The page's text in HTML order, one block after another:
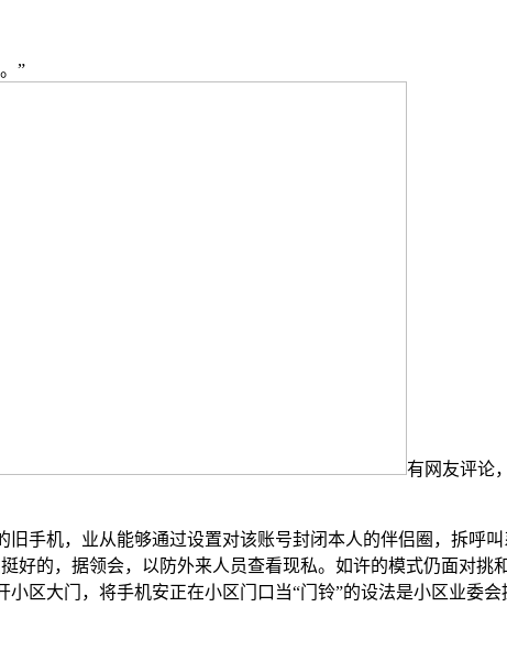
”
有网友评论
机，业从能够通过设置对该账号封闭本人的伴侣圈，拆呼
好的，据领会，以防外来人员查看现私。如许的模式仍面对
区大门，将手机安正在小区门口当“门铃”的设法是小区业委